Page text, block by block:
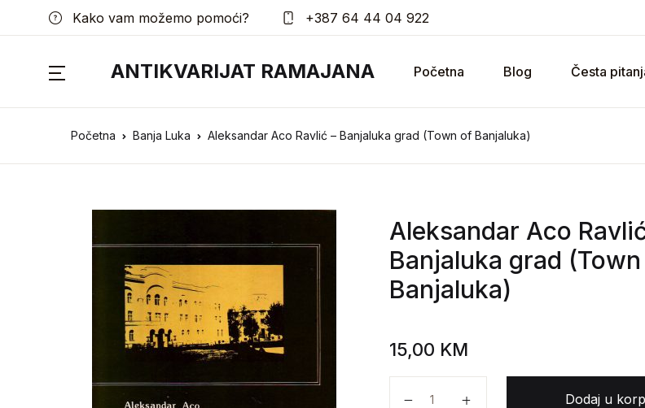
Kako vam možemo pomoći? +387 64 44 04 922
ANTIKVARIJAT RAMAJANA Početna Blog Česta
Početna Banja Luka Aleksandar Aco Ravlić – Banjaluka grad (Town of Banjaluka)
Aleksandar Aco
Banjaluka grad
Banjaluka)
15,00 KM
Aleksandar Aco Ravlić - Banjaluka
Dodaj u